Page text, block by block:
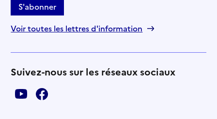
S'abonner
Voir toutes les lettres d'information
Suivez-nous sur les réseaux sociaux